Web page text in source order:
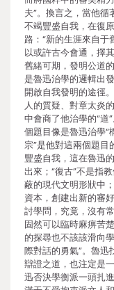
夫”。換言之，當他
不竭豐盛自我，在復
路：“新的生涯來自
以或許古今會通，擇
舊緒可期，發明公道
是魯迅治學的邏輯出
開啟自我發明的途徑
人的質疑、對章太炎
中會商了他治學的“道
個題目像是魯迅治學“
宗”是他對這兩個題目
豐盛自我，這在魯迅
出來；“復古”不是指
蔽的現代文明形狀中
資本，創建出新的審
討學問，究竟，沒有
固然可以臨時麻痹苦
的探尋也不該該滑向
際對話的勇氣”。魯迅
辯證之道，也注定是
迅否決學衡派一頭扎